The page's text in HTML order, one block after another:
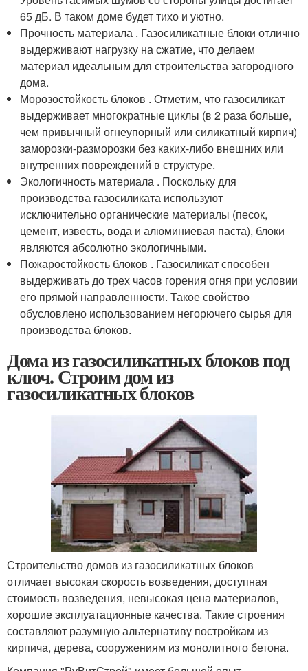
65 дБ. В таком доме будет тихо и уютно.
Прочность материала . Газосиликатные блоки отлично
выдерживают нагрузку на сжатие, что делаем
материал идеальным для строительства загородного
дома.
Морозостойкость блоков . Отметим, что газосиликат
выдерживает многократные циклы (в 2 раза больше,
чем привычный огнеупорный или силикатный кирпич)
заморозки-разморозки без каких-либо внешних или
внутренних повреждений в структуре.
Экологичность материала . Поскольку для
производства газосиликата используют
исключительно органические материалы (песок,
цемент, известь, вода и алюминиевая паста), блоки
являются абсолютно экологичными.
Пожаростойкость блоков . Газосиликат способен
выдерживать до трех часов горения огня при условии
его прямой направленности. Такое свойство
обусловлено использованием негорючего сырья для
производства блоков.
Дома из газосиликатных блоков под
ключ. Строим дом из
газосиликатных блоков
Строительство домов из газосиликатных блоков
отличает высокая скорость возведения, доступная
стоимость возведения, невысокая цена материалов,
хорошие эксплуатационные качества. Такие строения
составляют разумную альтернативу постройкам из
кирпича, дерева, сооружениям из монолитного бетона.